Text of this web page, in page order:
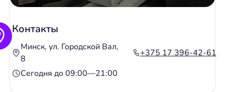
Контакты
Минск, ул. Городской Вал,
8
+375 17 396-42-61
Сегодня до 09:00—21:00